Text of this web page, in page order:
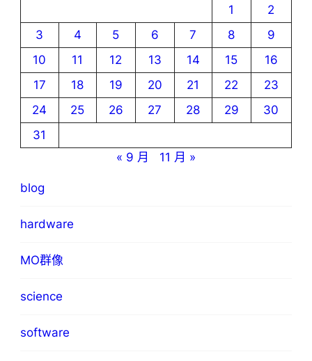
1
2
3
4 5 6 7 8
9
10
11 12 13 14 15
16
17
18 19 20 21 22
23
24
25 26 27 28 29
30
31
« 9 月
11 月 »
blog
hardware
MO群像
science
software